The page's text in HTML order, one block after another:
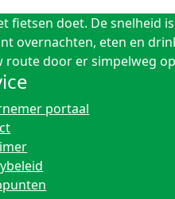
doet. De snelheid
overnachten, eten en
route door er simpelweg
portaal